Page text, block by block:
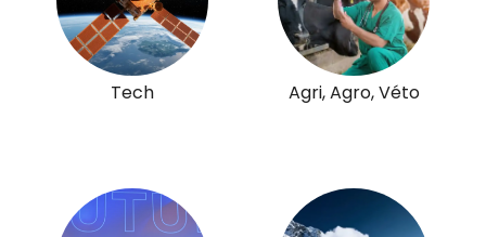
Tech Agri, Agro, Véto